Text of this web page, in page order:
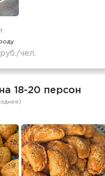
чел.
18-20 персон